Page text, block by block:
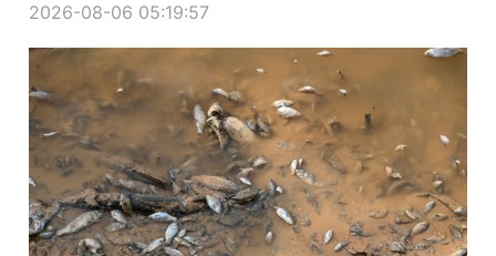
2026-08-06 05:19:57